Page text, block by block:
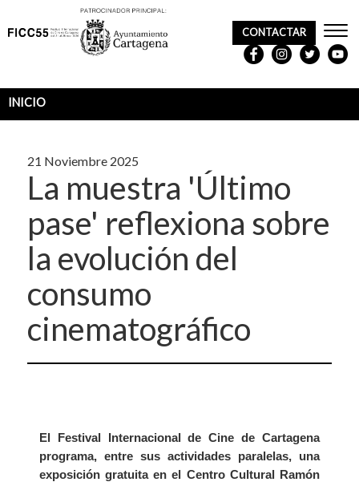
REDES
CONTACTAR
Sobrescribir
ayuda
navegación
INICIO
21 Noviembre 2025
La muestra 'Último
pase' reflexiona sobre
la evolución del
consumo
cinematográfico
El Festival Internacional de Cine de Cartagena
programa, entre sus actividades paralelas, una
exposición gratuita en el Centro Cultural Ramón